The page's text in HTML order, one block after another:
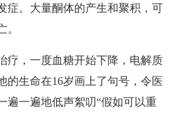
。大量酮体的产生和聚积，可
。
，一度血糖开始下降，电解质
生命在16岁画上了句号，令医
遍一遍地低声絮叨“假如可以重